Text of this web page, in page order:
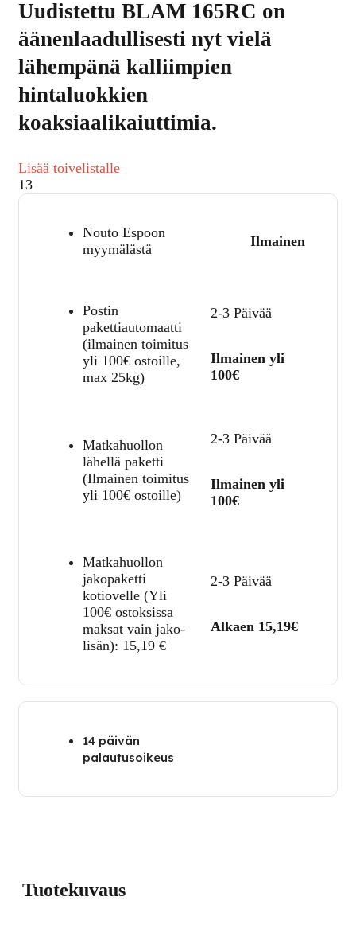
Uudistettu BLAM 165RC on
äänenlaadullisesti nyt vielä
lähempänä kalliimpien
hintaluokkien
koaksiaalikaiuttimia.
Lisää toivelistalle
13
Nouto Espoon
myymälästä
Ilmainen
Postin
pakettiautomaatti
(ilmainen toimitus
yli 100€ ostoille,
max 25kg)
2-3 Päivää
Ilmainen yli
100€
Matkahuollon
lähellä paketti
(Ilmainen toimitus
yli 100€ ostoille)
2-3 Päivää
Ilmainen yli
100€
Matkahuollon
jakopaketti
kotiovelle (Yli
100€ ostoksissa
maksat vain jako-
lisän): 15,19 €
2-3 Päivää
Alkaen 15,19€
14 päivän
palautusoikeus
Tuotekuvaus